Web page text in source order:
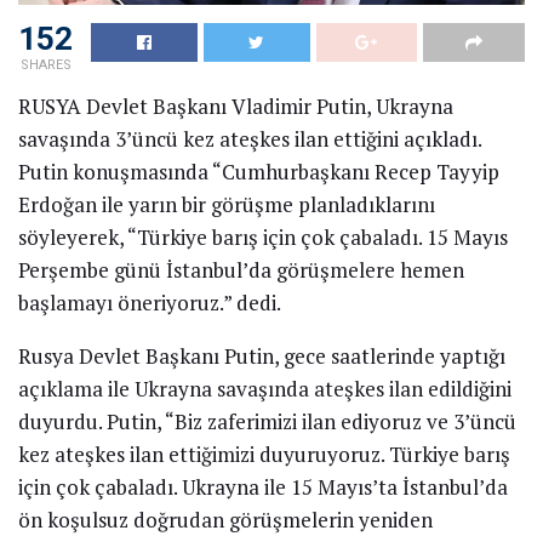
153
SHARES
RUSYA Devlet Başkanı Vladimir Putin, Ukrayna
savaşında 3’üncü kez ateşkes ilan ettiğini açıkladı.
Putin konuşmasında “Cumhurbaşkanı Recep Tayyip
Erdoğan ile yarın bir görüşme planladıklarını
söyleyerek, “Türkiye barış için çok çabaladı. 15 Mayıs
Perşembe günü İstanbul’da görüşmelere hemen
başlamayı öneriyoruz.” dedi.
Rusya Devlet Başkanı Putin, gece saatlerinde yaptığı
açıklama ile Ukrayna savaşında ateşkes ilan edildiğini
duyurdu. Putin, “Biz zaferimizi ilan ediyoruz ve 3’üncü
kez ateşkes ilan ettiğimizi duyuruyoruz. Türkiye barış
için çok çabaladı. Ukrayna ile 15 Mayıs’ta İstanbul’da
ön koşulsuz doğrudan görüşmelerin yeniden